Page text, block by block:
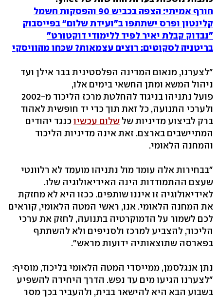
חורף אמיתי: הצפה בכביש 90 והפסקות חשמל
קלינטון ופרס ישתתפו ב"ועידת שלום" בפייסבוק
"נבדוק קבלת יאיר לפיד ללימודי דוקטורט"
בריטניה לסקוטים: רוצים עצמאות? שכּחו מהוויסקי
"לצערנו, מנאום המדינה הפלסטינית בבר אילן ועד
ניהול המשא ומתן החשאי בימים אלו,
פועל נתניהו בניגוד להחלטת מרכז הליכוד מ-2002
ולערכי התנועה, כל זאת תוך כדי יד חופשית לאהוד
ברק לביצוע מדיניות של שלום עכשיוכנגד יהודים
המתיישבים בארצם. זאת אינה מדיניות הליכוד
והמחנה הלאומי.
"בבחירות אלה עומד מול נתניהו מועמד לא רלוונטי
שעצם ההתמודדות הינה האידיאולוגיה שלו.
לאידיאולוגיה זו איננו שותפים. ככזו היא לא מחזקת
את המחנה הלאומי. אנו, ראשי המטה הלאומי, קוראים
לכם לשמור על הדמוקרטיה בתנועה, לחזק את ערכי
הליכוד, להצביע למרכז ולסניפים ולא להשתתף
בפארסה שתוצאותיה ידועות מראש".
נתן אנגלסמן, ממייסדי המטה הלאומי בליכוד, מוסיף:
"לצערנו הגיעו מים עד נפש. הדרך היחידה להשפיע
בשבוע הבא היא להישאר בבית, ולהעביר בכך מסר